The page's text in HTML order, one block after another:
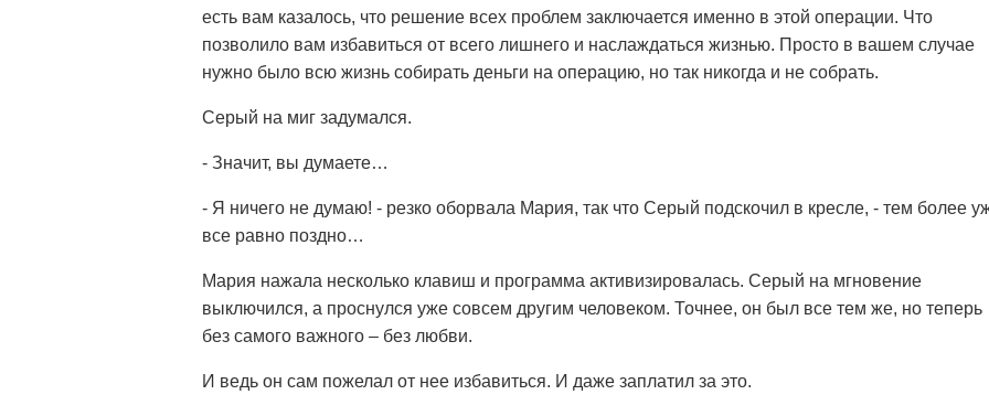
есть вам казалось, что решение всех проблем заключается именно в этой операции. Что
позволило вам избавиться от всего лишнего и наслаждаться жизнью. Просто в вашем случае
нужно было всю жизнь собирать деньги на операцию, но так никогда и не собрать.
Серый на миг задумался.
- Значит, вы думаете…
- Я ничего не думаю! - резко оборвала Мария, так что Серый подскочил в кресле, - тем более
все равно поздно…
Мария нажала несколько клавиш и программа активизировалась. Серый на мгновение
выключился, а проснулся уже совсем другим человеком. Точнее, он был все тем же, но теперь
без самого важного – без любви.
И ведь он сам пожелал от нее избавиться. И даже заплатил за это.